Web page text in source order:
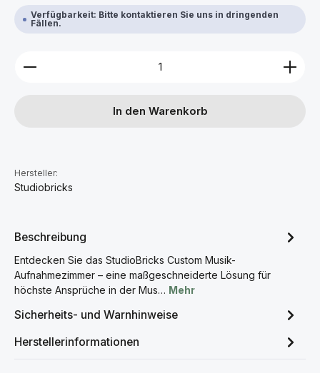
Verfügbarkeit: Bitte kontaktieren Sie uns in dringenden
Fällen.
Produkt Anzahl: Gib den gewünschten Wert ein
In den Warenkorb
Hersteller:
Studiobricks
Beschreibung
Entdecken Sie das StudioBricks Custom Musik-
Aufnahmezimmer – eine maßgeschneiderte Lösung für
höchste Ansprüche in der Mus… Mehr
Sicherheits- und Warnhinweise
Herstellerinformationen